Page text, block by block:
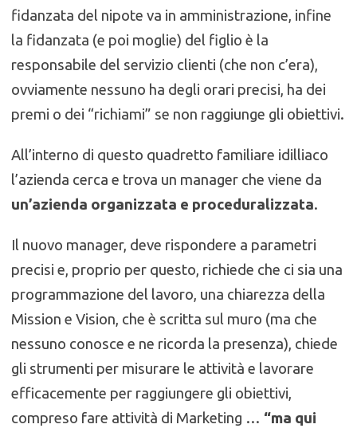
fidanzata del nipote va in amministrazione, infine
la fidanzata (e poi moglie) del figlio è la
responsabile del servizio clienti (che non c’era),
ovviamente nessuno ha degli orari precisi, ha dei
premi o dei “richiami” se non raggiunge gli obiettivi.
All’interno di questo quadretto familiare idilliaco
l’azienda cerca e trova un manager che viene da
un’azienda organizzata e proceduralizzata.
Il nuovo manager, deve rispondere a parametri
precisi e, proprio per questo, richiede che ci sia una
programmazione del lavoro, una chiarezza della
Mission e Vision, che è scritta sul muro (ma che
nessuno conosce e ne ricorda la presenza), chiede
gli strumenti per misurare le attività e lavorare
efficacemente per raggiungere gli obiettivi,
compreso fare attività di Marketing … “ma qui